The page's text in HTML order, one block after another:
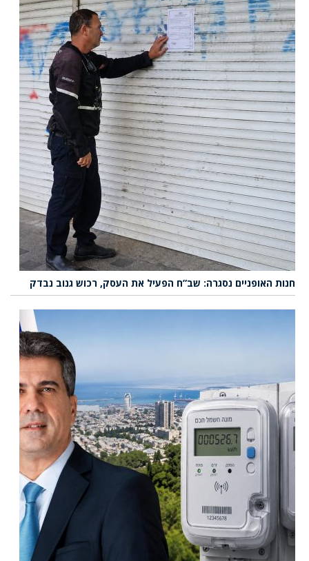
חנות האופניים נסגרה: שב”ח הפעיל את העסק, רכוש גנוב נבדק